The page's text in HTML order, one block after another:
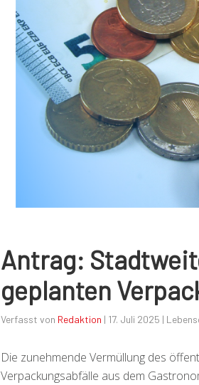
Antrag:
geplanten
Verfasst von Redaktion | 17. Juli 2025 |
Die zunehmende Vermüllung des
Verpackungsabfälle aus dem